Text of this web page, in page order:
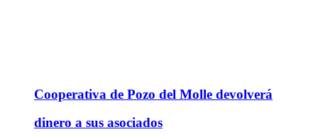
Cooperativa de Pozo del Molle devolverá
dinero a sus asociados